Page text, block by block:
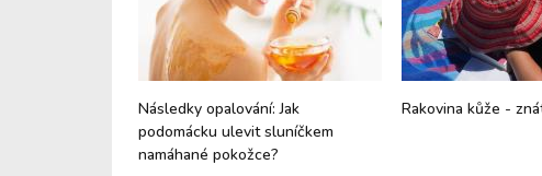
Následky opalování: Jak
podomácku ulevit sluníčkem
namáhané pokožce?
Rakovina kůže -